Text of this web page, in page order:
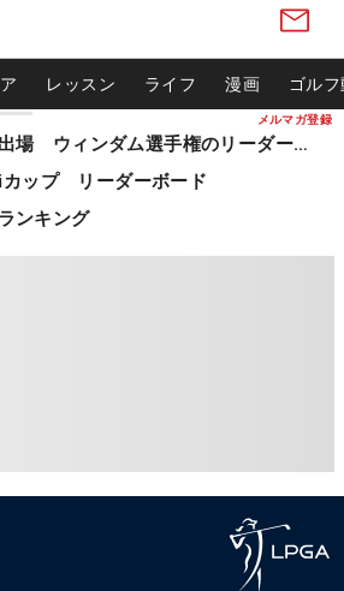
メルマガ登録
レッスン ライフ 漫画 ゴル
松山英樹ら出場 ウィンダム選手権のリーダーボード
ップ リーダーボード
ンキング